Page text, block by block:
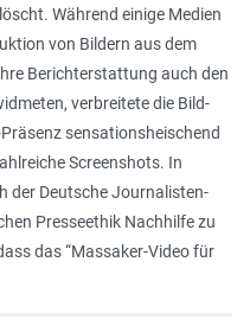
Während einige Medien
von Bildern aus dem
Berichterstattung auch den
verbreitete die Bild-
sensationsheischend
Screenshots. In
der Deutsche Journalisten-
Presseethik Nachhilfe zu
das “Massaker-Video für